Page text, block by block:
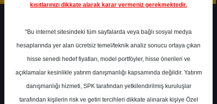
PGSUS- PEGASUS HAVA
TAŞIMACILIĞI A.Ş.
Hedef Fiyat 300.00 ₺
kısıtlarınızı dikkate alarak karar vermeniz gerekmektedir.
"Bu internet sitesindeki tüm sayfalarda veya bağlı sosyal medya
hesaplarında yer alan ücretsiz temel/teknik analiz sonucu ortaya çıkan
hisse senedi hedef fiyatları, model portföyler, hisse önerileri ve
açıklamalar kesinlikle yatırım danışmanlığı kapsamında değildir. Yatırım
danışmanlığı hizmeti, SPK tarafından yetkilendirilmiş kuruluşlar
tarafından kişilerin risk ve getiri tercihleri dikkate alınarak kişiye Özel